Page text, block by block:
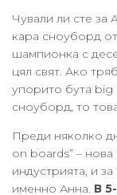
Чували ли сте за
кара сноуборд
шампионка с
цял свят. Ако
упорито бута big
сноуборд, то
Преди няколко
on boards” –
индустрията, и
именно Анна. В